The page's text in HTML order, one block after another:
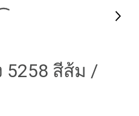
5258 สีส้ม /